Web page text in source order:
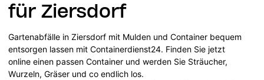
für Ziersdorf
Gartenabfälle in Ziersdorf mit Mulden und Container bequem
entsorgen lassen mit Containerdienst24. Finden Sie jetzt
online einen passen Container und werden Sie Sträucher,
Wurzeln, Gräser und co endlich los.